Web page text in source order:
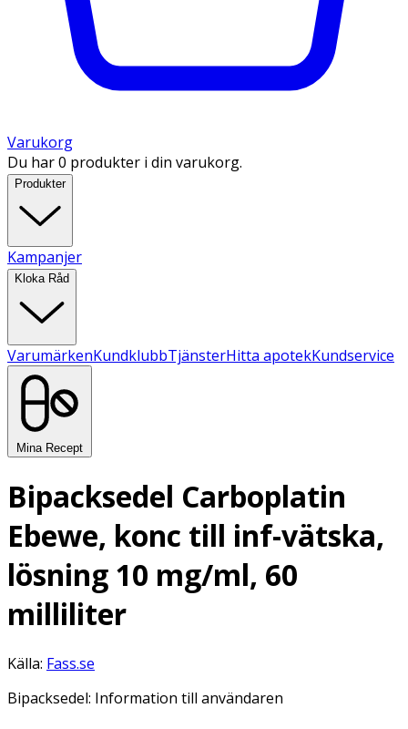
Varukorg
Du har 0 produkter i din varukorg.
Produkter
Kampanjer
Kloka Råd
VarumärkenKundklubbTjänsterHitta apotekKundservice
Mina Recept
Bipacksedel Carboplatin
Ebewe, konc till inf-vätska,
lösning 10 mg/ml, 60
milliliter
Källa: Fass.se
Bipacksedel: Information till användaren